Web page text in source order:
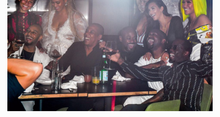
Um dos casos mais graves envolveu a residência de Sam…
A cidade de Bunia, capital da província de Ituri, tornou-se…
O pagamento marca o desfecho de um dos processos mais…
O programa, cuja implementação está prevista entre abril de 2026…
A nova legislação estabelece um prazo de 180 dias para…